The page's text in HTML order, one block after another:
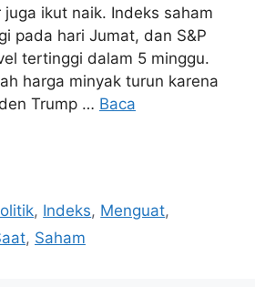
ikut naik. Indeks saham
pada hari Jumat, dan S&P
tertinggi dalam 5 minggu.
harga minyak turun karena
Trump … Baca
, Indeks, Menguat,
, Saham